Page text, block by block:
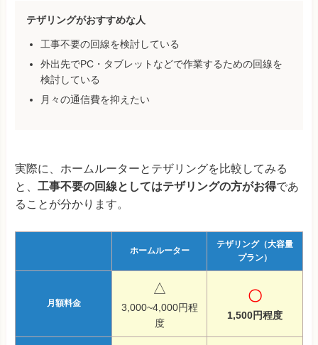
テザリングがおすすめな人
工事不要の回線を検討している
外出先でPC・タブレットなどで作業するための回線を
検討している
月々の通信費を抑えたい
実際に、ホームルーターとテザリングを比較してみる
と、 工事不要の回線としてはテザリングの方がお得であ
ることが分かります。
ホームルーター
テザリング（大容量
プラン）
月額料金
△
3,000~4,000円程
度
〇
1,500円程度